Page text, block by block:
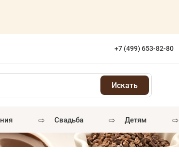
+7 (499) 653-82-80
⇨ свадьба ⇨ детям ⇨